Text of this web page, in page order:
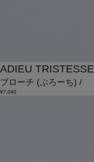
ADIEU TRISTESSE
ブローチ (ぶろーち) /
¥7,040